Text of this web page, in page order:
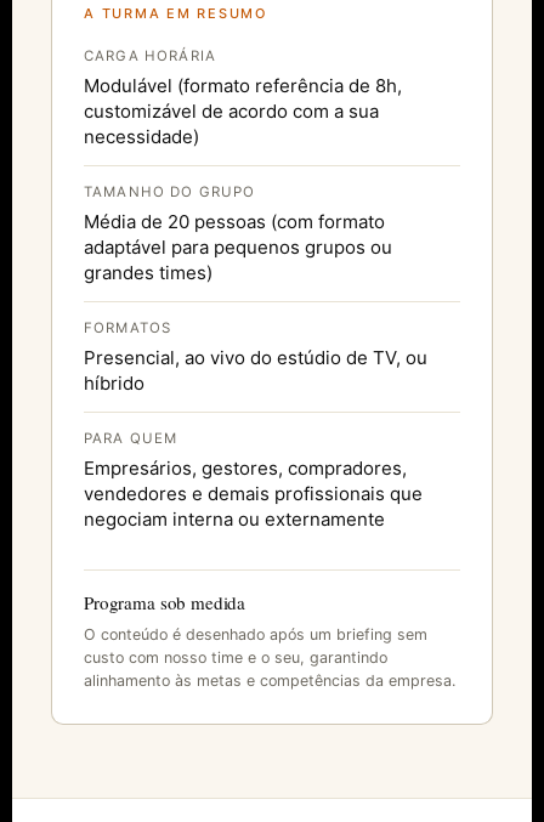
A TURMA EM RESUMO
CARGA HORÁRIA
Modulável (formato referência de 8h,
customizável de acordo com a sua
necessidade)
TAMANHO DO GRUPO
Média de 20 pessoas (com formato
adaptável para pequenos grupos ou
grandes times)
FORMATOS
Presencial, ao vivo do estúdio de TV, ou
híbrido
PARA QUEM
Empresários, gestores, compradores,
vendedores e demais profissionais que
negociam interna ou externamente
Programa sob medida
O conteúdo é desenhado após um briefing sem
custo com nosso time e o seu, garantindo
alinhamento às metas e competências da empresa.